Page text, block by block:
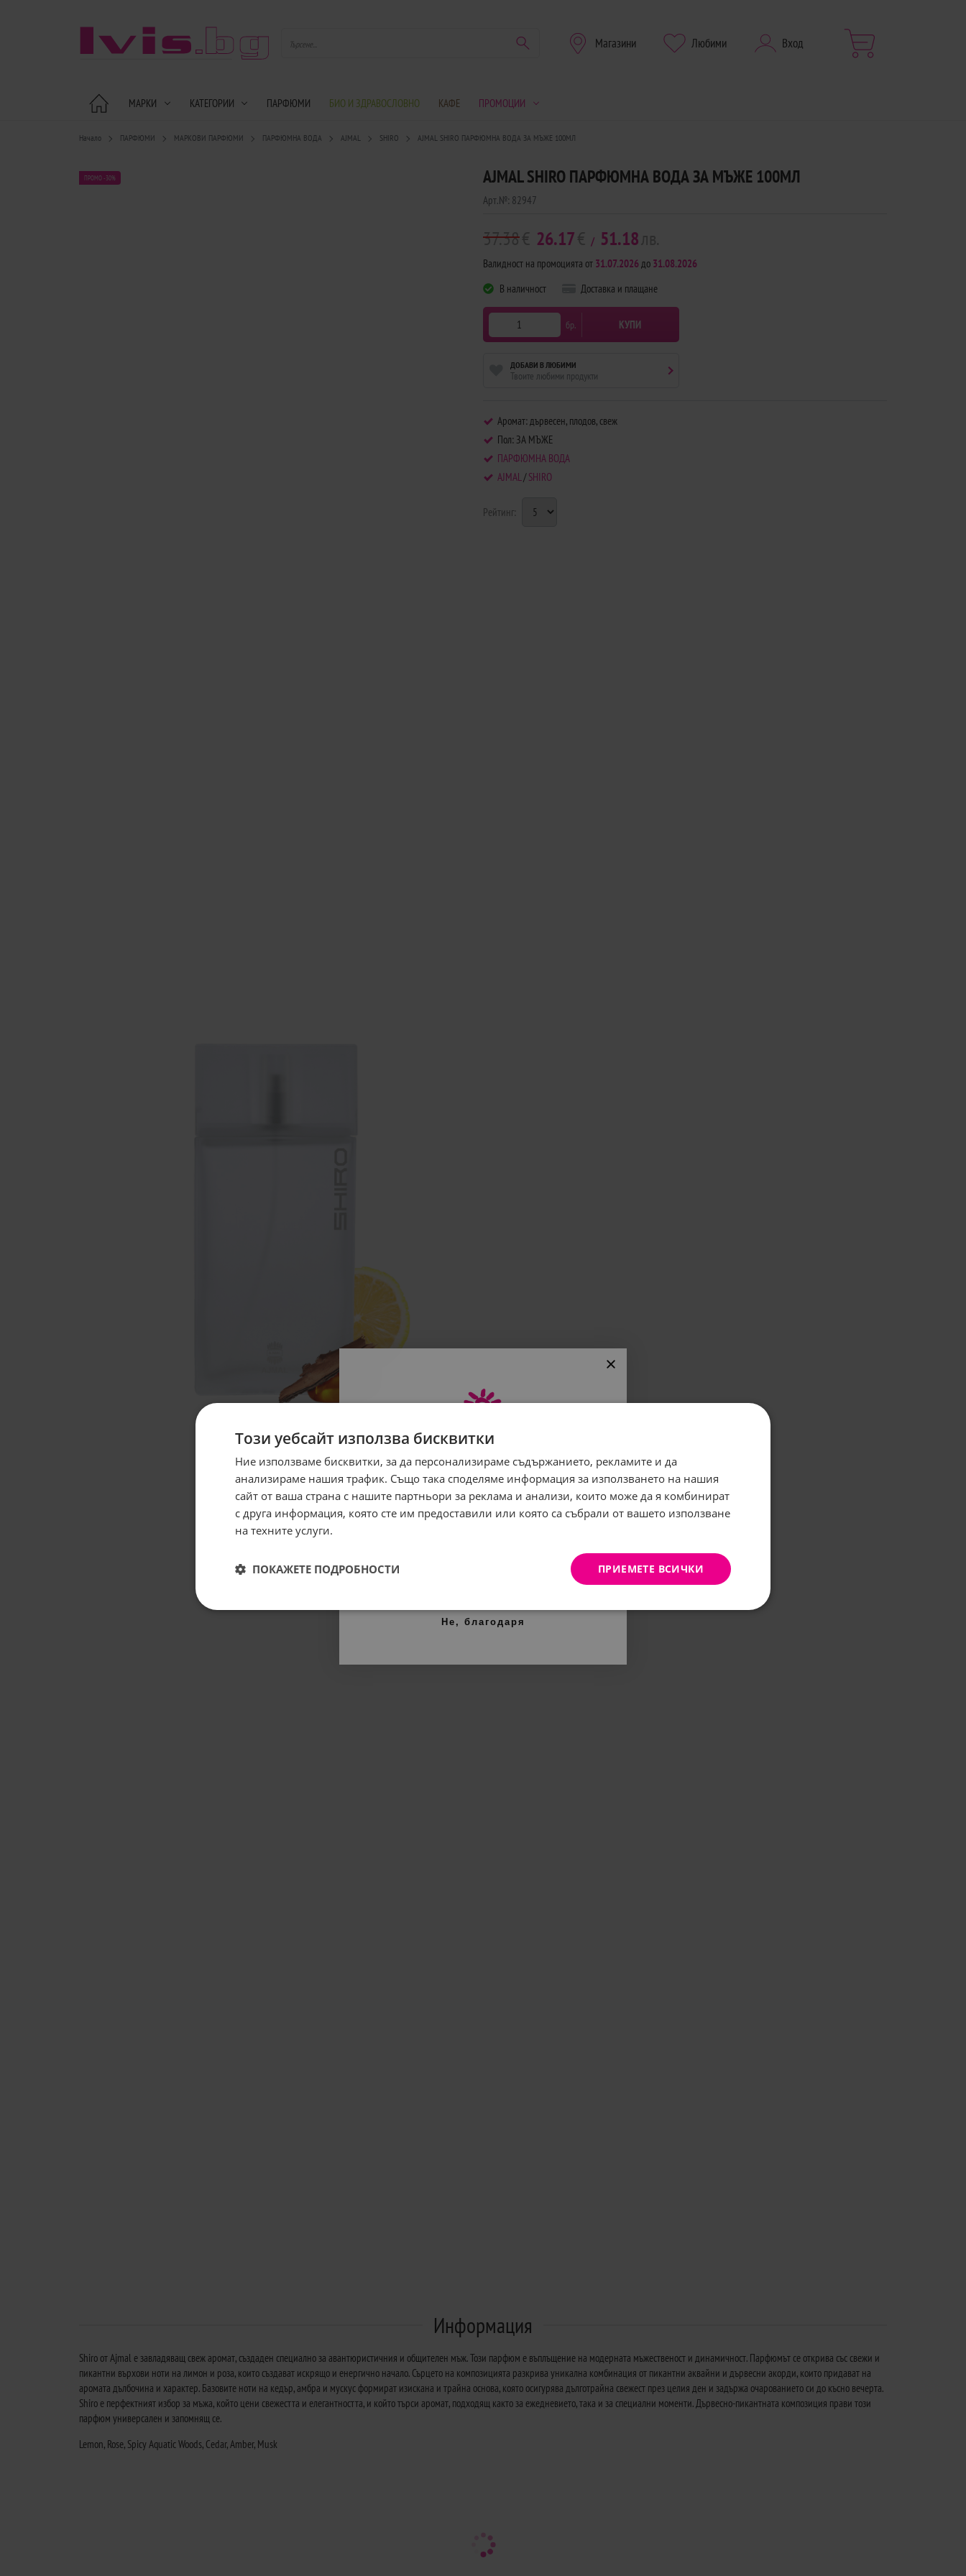
Магазини Любими Вход
КАТЕГОРИИ ПАРФЮМИ БИО И ЗДРАВОСЛОВНО КАФЕ ПРОМОЦИИ
МАРКИ
Начало ПАРФЮМИ МАРКОВИ ПАРФЮМИ ПАРФЮМНА ВОДА AJMAL SHIRO AJMAL SHIRO ПАРФЮМНА ВОДА ЗА МЪЖЕ 100МЛ
AJMAL SHIRO ПАРФЮМНА ВОДА ЗА МЪЖЕ 100МЛ
Арт.№: 82947
ПРОМО -30%
37.38 26.17 / 51.18
Валидност на промоцията от 31.07.2026до 31.08.2026
В наличност
Доставка и плащане
бр. КУПИ
ДОБАВИ В ЛЮБИМИ
Твоите любими продукти
Аромат: дървесен, плодов, свеж
Пол: ЗА МЪЖЕ
ПАРФЮМНА ВОДА
AJMAL/SHIRO
Рейтинг:
Информация
Shiro от Ajmal е завладяващ свеж аромат, създаден специално за авантюристичния и общителен мъж. Този парфюм е въплъщение на модерната мъжественост и динамичност. Парфюмът се открива със свежи и
пикантни върхови ноти на лимон и роза, които създават искрящо и енергично начало. Сърцето на композицията разкрива уникална комбинация от пикантни аквайни и дървесни акорди, които придават на
аромата дълбочина и характер. Базовите ноти на кедър, амбра и мускус формират изискана и трайна основа, която осигурява дълготрайна свежест през целия ден и задържа очарованието си до късно вечерта.
Shiro е перфектният избор за мъжа, който цени свежестта и елегантността, и който търси аромат, подходящ както за ежедневието, така и за специални моменти. Дървесно-пикантната композиция прави този
парфюм универсален и запомнящ се.
Lemon, Rose, Spicy Aquatic Woods, Cedar, Amber, Musk
Този уебсайт използва бисквитки
Ние използваме бисквитки, за да персонализираме съдържанието, рекламите и да
анализираме нашия трафик. Също така споделяме информация за използването на нашия
сайт от ваша страна с нашите партньори за реклама и анализи, които може да я комбинират
с друга информация, която сте им предоставили или която са събрали от вашето използване
на техните услуги.
ПРИЕМЕТЕ ВСИЧКИ
ПОКАЖЕТЕ ПОДРОБНОСТИ
Абонирайте се за бюлетина
и грабнете-5%отстъпка!
Имейл:
Не, благодаря